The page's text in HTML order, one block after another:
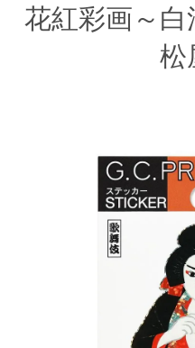
花紅彩画～
松